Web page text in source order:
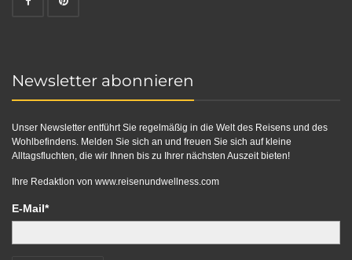
Newsletter abonnieren
Unser Newsletter entführt Sie regelmäßig in die Welt des Reisens und des
Wohlbefindens. Melden Sie sich an und freuen Sie sich auf kleine
Alltagsfluchten, die wir Ihnen bis zu Ihrer nächsten Auszeit bieten!
Ihre Redaktion von www.reisenundwellness.com
E-Mail*